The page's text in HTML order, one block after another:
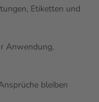
Etiketten und
Anwendung,
bleiben